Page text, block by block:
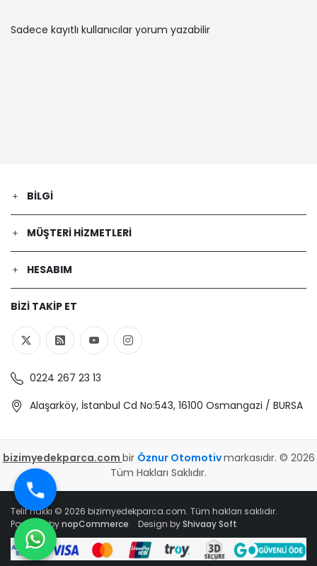
Sadece kayıtlı kullanıcılar yorum yazabilir
BILGI
MÜŞTERI HIZMETLERI
HESABIM
BIZI TAKIP ET
0224 267 23 13
Alaşarköy, İstanbul Cd No:543, 16100 Osmangazi / BURSA
bizimyedekparca.com bir Öznur Otomotivmarkasıdır. © 2026
Tüm Hakları Saklıdır.
Telif hakkı © 2026 bizimyedekparca.com. Tüm hakları saklıdır.
Powered bynopCommerce Design byShivaay Soft